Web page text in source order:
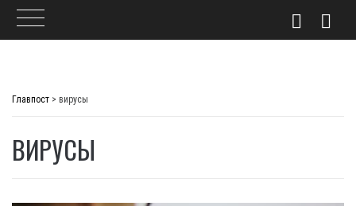
Главпост > вирусы
ВИРУСЫ